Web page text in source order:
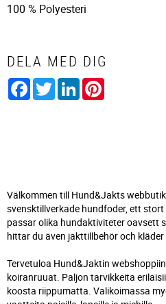
100 % Polyesteri
DELA MED DIG
Facebook
TwitterLinkedIn
Välkommen till Hund&Jakts
svensktillverkade hundfoder, ett
passar olika hundaktiviteter oavsett
hittar du även jakttillbehör och kläder
Tervetuloa Hund&Jaktin
koiranruuat. Paljon tarvikkeita
koosta riippumatta. Valikoimassa